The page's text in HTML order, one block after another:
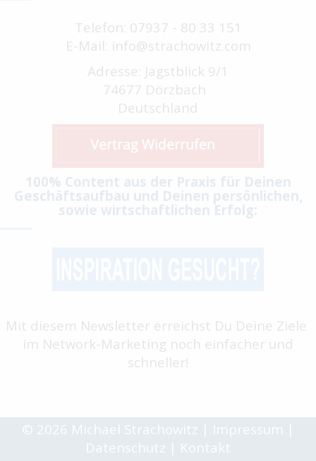
Telefon: 07937 - 80 33 151
E-Mail: info@strachowitz.com
Adresse: Jagstblick 9/1
74677 Dörzbach
Deutschland
100% Content aus der Praxis für Deinen
Geschäftsaufbau und Deinen persönlichen,
sowie wirtschaftlichen Erfolg:
Mit diesem Newsletter erreichst Du Deine Ziele
im Network-Marketing noch einfacher und
schneller!
© 2026 Michael Strachowitz | Impressum |
Datenschutz | Kontakt